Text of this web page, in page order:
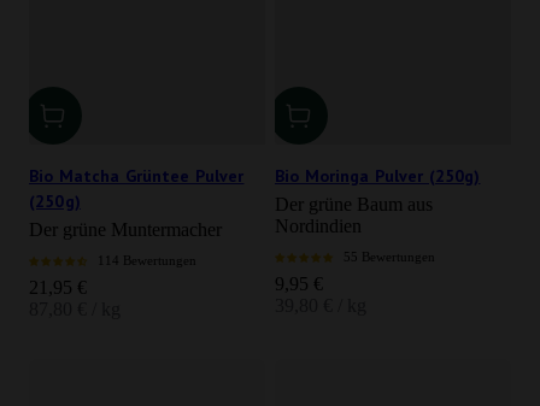
Bio Matcha Grüntee Pulver
(250g)
Der grüne Muntermacher
114 Bewertungen
Angebot
21,95 €
Bio Moringa Pulver (250g)
Der grüne Baum aus
Nordindien
55 Bewertungen
Angebot
9,95 €